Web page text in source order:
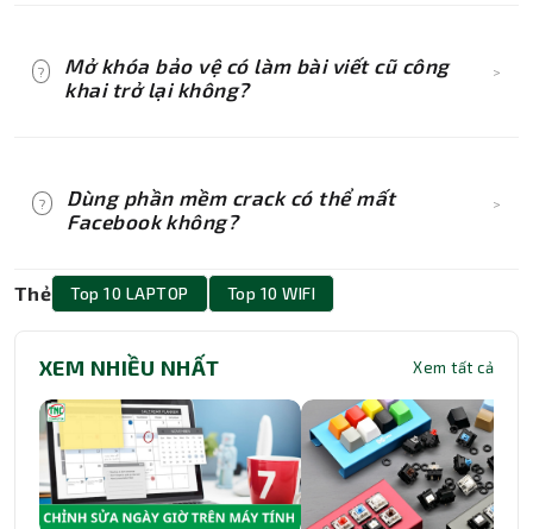
?
Mở khóa bảo vệ có làm bài viết cũ công
khai trở lại không?
>
tra lại các bài viết quan trọng.
?
Dùng phần mềm crack có thể mất
Facebook không?
>
Có. Phần mềm crack thường tiềm ẩn mã độc có
thể đánh cắp mật khẩu, cookie đăng nhập và
Thẻ Top 10 LAPTOP Top 10 WIFI
XEM NHIỀU NHẤT Xem tất cả